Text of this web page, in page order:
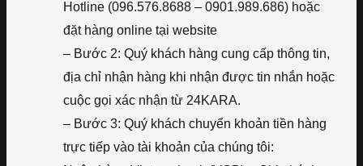
Hotline (096.576.8688 – 0901.989.686) hoặc
đặt hàng online tại website
– Bước 2: Quý khách hàng cung cấp thông tin,
địa chỉ nhận hàng khi nhận được tin nhắn hoặc
cuộc gọi xác nhận từ 24KARA.
– Bước 3: Quý khách chuyển khoản tiền hàng
trực tiếp vào tài khoản của chúng tôi: